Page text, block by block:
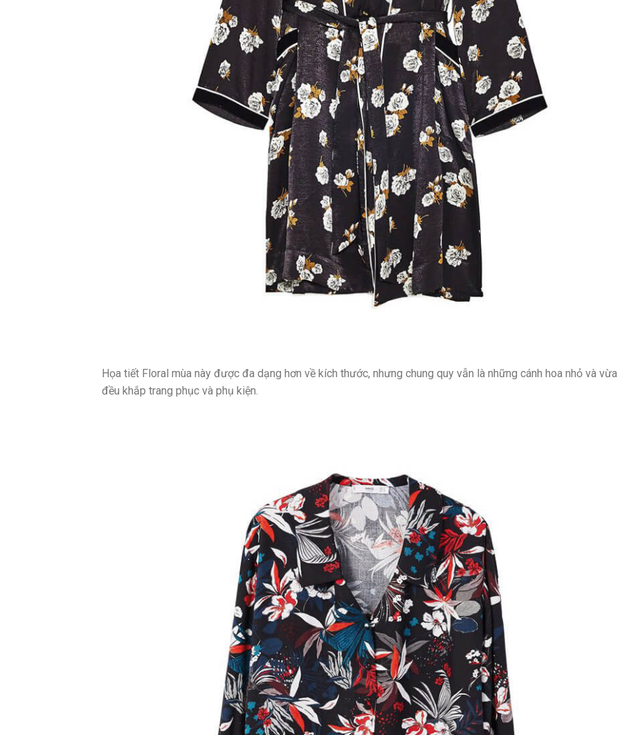
Họa tiết Floral mùa này được đa dạng hơn về kích thước, nhưng chung quy vẫn là những cánh hoa nhỏ và
đều khắp trang phục và phụ kiện.